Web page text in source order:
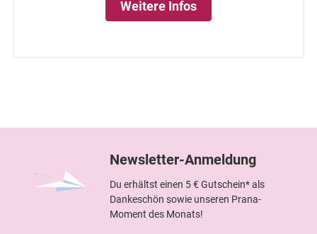
Weitere Infos
Newsletter-Anmeldung
Du erhältst einen 5 € Gutschein* als
Dankeschön sowie unseren Prana-
Moment des Monats!